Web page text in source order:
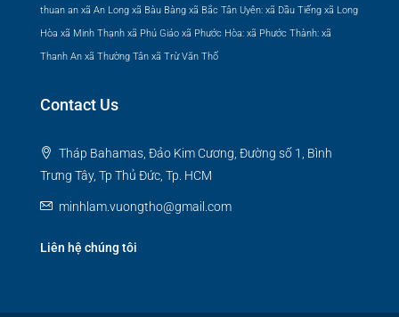
thuan an xã An Long xã Bàu Bàng xã Bắc Tân Uyên: xã Dầu Tiếng xã Long
Hòa xã Minh Thạnh xã Phú Giáo xã Phước Hòa: xã Phước Thành: xã
Thanh An xã Thường Tân xã Trừ Văn Thố
Contact Us
Tháp Bahamas, Đảo Kim Cương, Đường số 1, Bình
Trưng Tây, Tp Thủ Đức, Tp. HCM
minhlam.vuongtho@gmail.com
Liên hệ chúng tôi